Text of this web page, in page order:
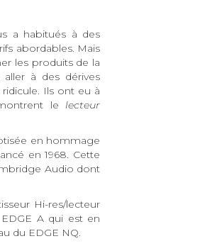
a habitués à des
abordables. Mais
les produits de la
à des dérives
Ils ont eu à
le lecteur
en hommage
en 1968. Cette
Audio dont
Hi-res/lecteur
A qui est en
du EDGE NQ.